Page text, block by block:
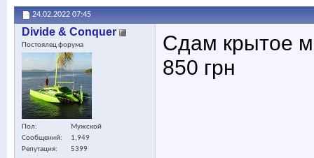
24.02.2022 07:45
Divide & Conquer
Постоялец форума
Пол
Мужской
Сообщений
1,949
Репутация
5399
Сдам крытое
850 грн